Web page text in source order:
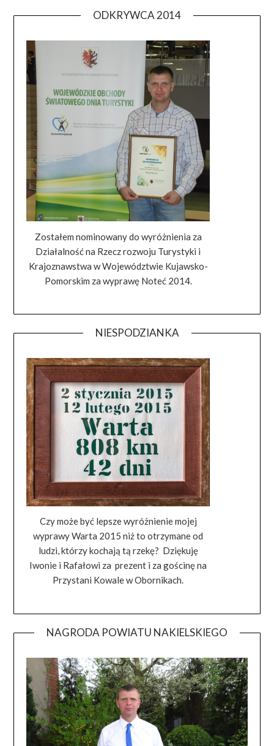
ODKRYWCA 2014
Zostałem nominowany do wyróżnienia za
Działalność na Rzecz rozwoju Turystyki i
Krajoznawstwa w Województwie Kujawsko-
Pomorskim za wyprawę Noteć 2014.
NIESPODZIANKA
Czy może być lepsze wyróżnienie mojej
wyprawy Warta 2015 niż to otrzymane od
ludzi, którzy kochają tą rzekę? Dziękuję
Iwonie i Rafałowi za prezent i za gościnę na
Przystani Kowale w Obornikach.
NAGRODA POWIATU NAKIELSKIEGO